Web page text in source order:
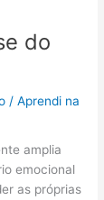
do
/Aprendi na
amplia
emocional
as próprias